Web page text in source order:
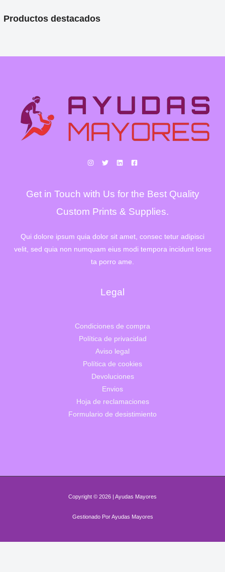
Productos destacados
Get in Touch with Us for the Best Quality
Custom Prints & Supplies.
Qui dolore ipsum quia dolor sit amet, consec tetur adipisci
velit, sed quia non numquam eius modi tempora incidunt lores
ta porro ame.
Legal
Condiciones de compra
Política de privacidad
Aviso legal
Política de cookies
Devoluciones
Envios
Hoja de reclamaciones
Formulario de desistimiento
Copyright © 2026 | Ayudas Mayores
Gestionado Por Ayudas Mayores